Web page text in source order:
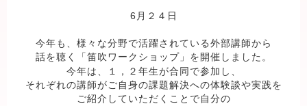
6月２４日
今年も、様々な分野で活躍されている外部講師から
話を聴く「笛吹ワークショップ」を開催しました 。
今年は、１，２年生が合同で参加し、
それぞれの講師がご自身の課題解決への体験談や実践を
ご紹介していただくことで自分の